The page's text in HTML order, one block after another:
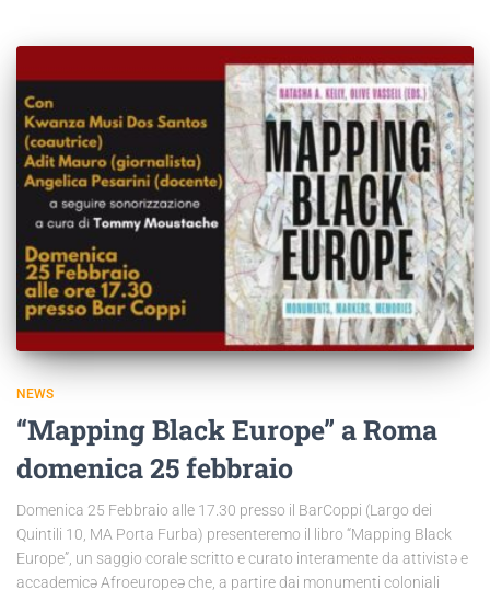
NEWS
“Mapping Black Europe” a Roma
domenica 25 febbraio
Domenica 25 Febbraio alle 17.30 presso il BarCoppi (Largo dei
Quintili 10, MA Porta Furba) presenteremo il libro “Mapping Black
Europe”, un saggio corale scritto e curato interamente da attivistə e
accademicə Afroeuropeə che, a partire dai monumenti coloniali